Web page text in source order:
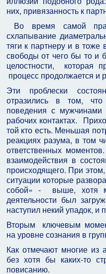
них, привязанность к
Во время самой
схлапывание
тяги к партнеру и в
свободы от чего бы то и
целостности, которая
процесс продолжается и
Эти проблески
отразились в том,
поведения с
рабочих контактах.
той кто есть. Меньшая
реакциях разума, в том
ответственных
взаимодействия в
происходящего. При
ситуации которые
собой» - выше, хотя
деятельности был
наступил некий упадок, и
Вторым ключевым
на уровне сознания в
Как отмечают многие из
без хотя бы каких-то
повисанию.